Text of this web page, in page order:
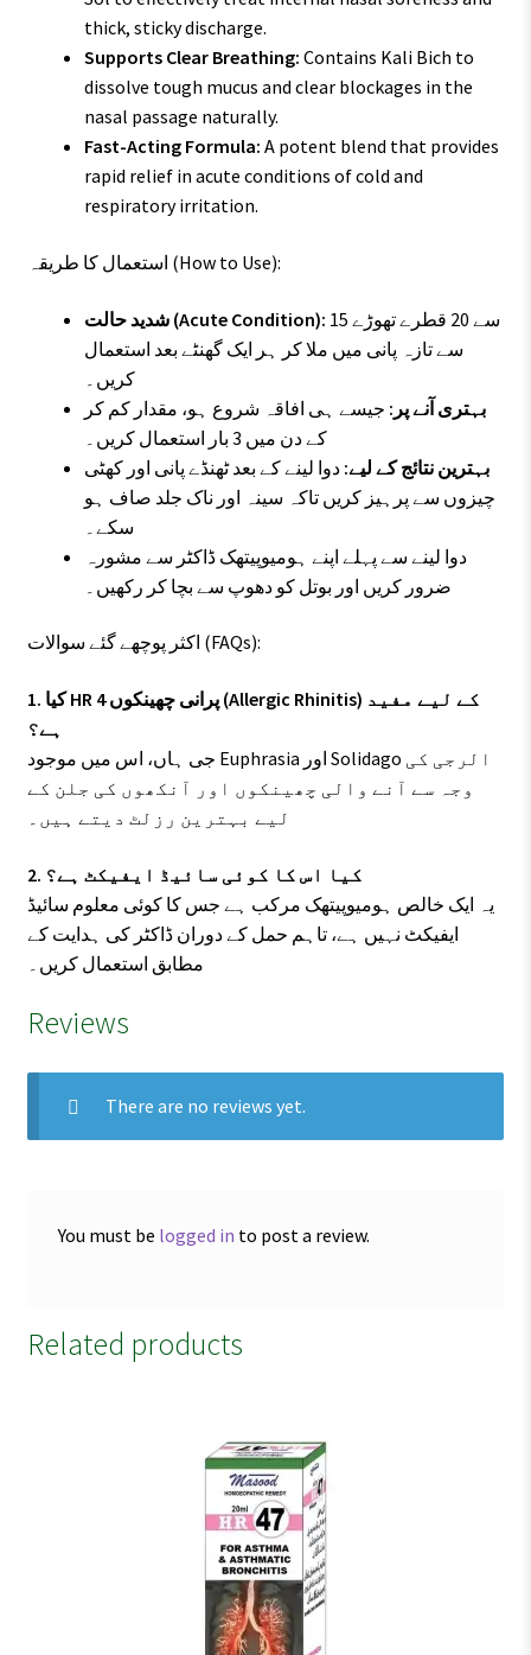
thick, sticky discharge.
Supports Clear Breathing: Contains Kali Bich to
dissolve tough mucus and clear blockages in the
nasal passage naturally.
Fast-Acting Formula: A potent blend that provides
rapid relief in acute conditions of cold and
respiratory irritation.
استعمال کا طریقہ (How to Use):
شدید حالت (Acute Condition): 15 سے 20 قطرے تھوڑے
سے تازہ پانی میں ملا کر ہر ایک گھنٹے بعد استعمال
کریں۔
بہتری آنے پر: جیسے ہی افاقہ شروع ہو، مقدار کم کر
کے دن میں 3 بار استعمال کریں۔
بہترین نتائج کے لیے: دوا لینے کے بعد ٹھنڈے پانی اور کھٹی
چیزوں سے پرہیز کریں تاکہ سینہ اور ناک جلد صاف ہو
سکے۔
دوا لینے سے پہلے اپنے ہومیوپیتھک ڈاکٹر سے مشورہ
ضرور کریں اور بوتل کو دھوپ سے بچا کر رکھیں۔
اکثر پوچھے گئے سوالات (FAQs):
1. کیا HR 4 پرانی چھینکوں (Allergic Rhinitis) کے لیے مفید
ہے؟
جی ہاں، اس میں موجود Euphrasia اور Solidago الرجی کی
وجہ سے آنے والی چھینکوں اور آنکھوں کی جلن کے
لیے بہترین رزلٹ دیتے ہیں۔
2. کیا اس کا کوئی سائیڈ ایفیکٹ ہے؟
یہ ایک خالص ہومیوپیتھک مرکب ہے جس کا کوئی معلوم سائیڈ
ایفیکٹ نہیں ہے، تاہم حمل کے دوران ڈاکٹر کی ہدایت کے
مطابق استعمال کریں۔
Reviews
There are no reviews yet.
You must be logged in to post a review.
Related products